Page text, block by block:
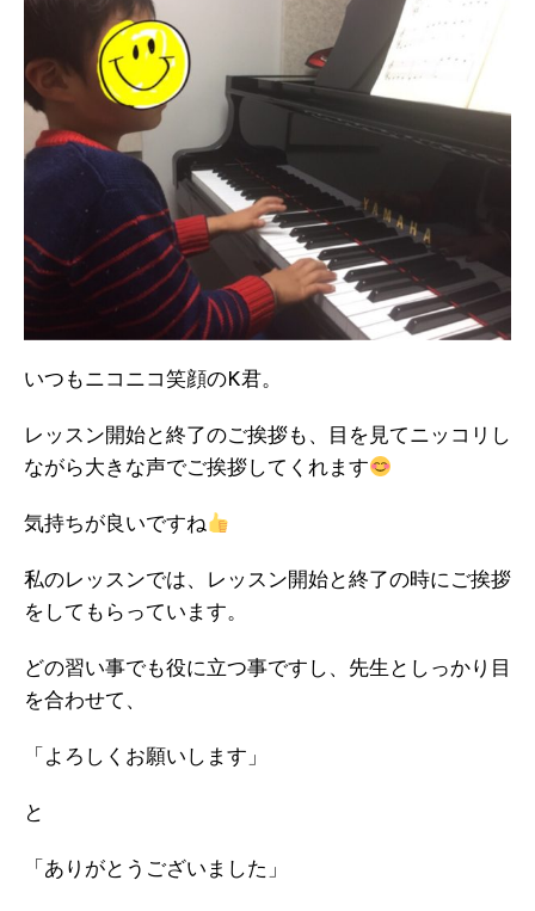
いつもニコニコ笑顔のK君。
レッスン開始と終了のご挨拶も、目を見てニッコリし
ながら大きな声でご挨拶してくれます
気持ちが良いですね
私のレッスンでは、レッスン開始と終了の時にご挨拶
をしてもらっています。
どの習い事でも役に立つ事ですし、先生としっかり目
を合わせて、
「よろしくお願いします」
と
「ありがとうございました」